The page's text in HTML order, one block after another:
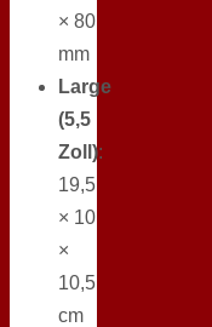
× 80
mm
Large
(5,5
Zoll):
19,5
× 10
×
10,5
cm